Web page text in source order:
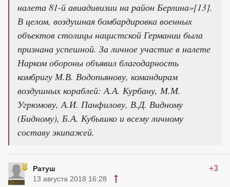
налета 81-й авиадивизии на район Берлина»[13].
В целом, воздушная бомбардировка военных
объектов столицы нацистской Германии была
признана успешной. За личное участие в налете
Нарком обороны объявил благодарность
комбригу М.В. Водопьянову, командирам
воздушных кораблей: А.А. Курбану, М.М.
Угрюмову, А.И. Панфилову, В.Д. Видному
(Бидному), Б.А. Кубышко и всему личному
составу экипажей.
Ратуш +3
13 августа 2018 16:28